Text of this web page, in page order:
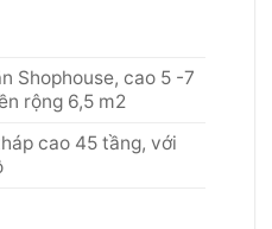
Shophouse, cao 5 -7
rộng 6,5 m2
cao 45 tầng, với